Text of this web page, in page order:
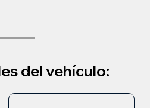
del vehículo: